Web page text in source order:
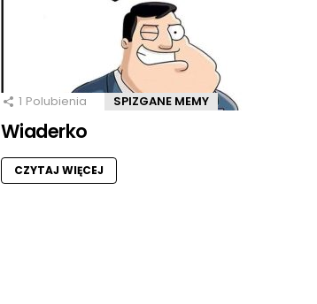
1 Polubienia SPIZGANE MEMY
Wiaderko
CZYTAJ WIĘCEJ